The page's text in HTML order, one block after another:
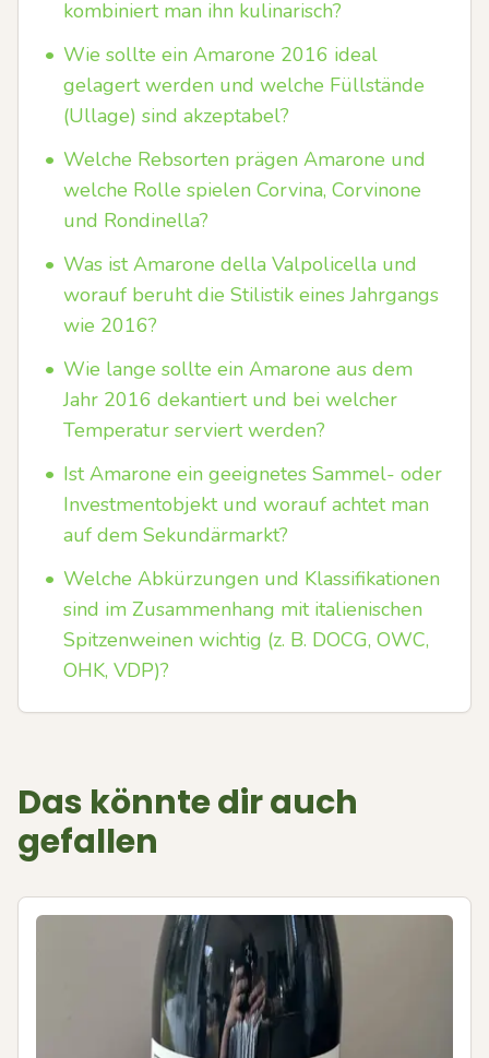
kombiniert man ihn kulinarisch?
• Wie sollte ein Amarone 2016 ideal
gelagert werden und welche Füllstände
(Ullage) sind akzeptabel?
• Welche Rebsorten prägen Amarone und
welche Rolle spielen Corvina, Corvinone
und Rondinella?
• Was ist Amarone della Valpolicella und
worauf beruht die Stilistik eines Jahrgangs
wie 2016?
• Wie lange sollte ein Amarone aus dem
Jahr 2016 dekantiert und bei welcher
Temperatur serviert werden?
• Ist Amarone ein geeignetes Sammel- oder
Investmentobjekt und worauf achtet man
auf dem Sekundärmarkt?
• Welche Abkürzungen und Klassifikationen
sind im Zusammenhang mit italienischen
Spitzenweinen wichtig (z. B. DOCG, OWC,
OHK, VDP)?
Das könnte dir auch
gefallen